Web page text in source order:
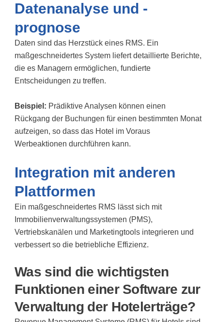
Datenanalyse und -
prognose
Daten sind das Herzstück eines RMS. Ein
maßgeschneidertes System liefert detaillierte Berichte,
die es Managern ermöglichen, fundierte
Entscheidungen zu treffen.
Beispiel: Prädiktive Analysen können einen
Rückgang der Buchungen für einen bestimmten Monat
aufzeigen, so dass das Hotel im Voraus
Werbeaktionen durchführen kann.
Integration mit anderen
Plattformen
Ein maßgeschneidertes RMS lässt sich mit
Immobilienverwaltungssystemen (PMS),
Vertriebskanälen und Marketingtools integrieren und
verbessert so die betriebliche Effizienz.
Was sind die wichtigsten
Funktionen einer Software zur
Verwaltung der Hotelerträge?